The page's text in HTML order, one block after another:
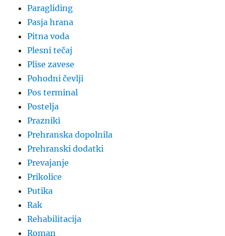
Paragliding
Pasja hrana
Pitna voda
Plesni tečaj
Plise zavese
Pohodni čevlji
Pos terminal
Postelja
Prazniki
Prehranska dopolnila
Prehranski dodatki
Prevajanje
Prikolice
Putika
Rak
Rehabilitacija
Roman